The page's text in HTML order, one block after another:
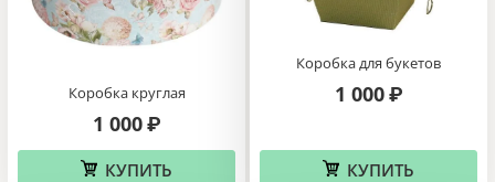
Коробка круглая
1 000 ₽
КУПИТЬ
Коробка для букетов
1 000 ₽
КУПИТЬ